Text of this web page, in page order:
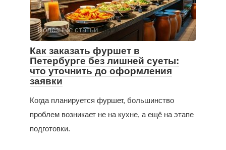
Полезные статьи
Как заказать фуршет в
Петербурге без лишней суеты:
что уточнить до оформления
заявки
Когда планируется фуршет, большинство
проблем возникает не на кухне, а ещё на этапе
подготовки.